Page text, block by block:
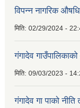
विपन्न नागरिक
मिति: 02/29/2024 -
गंगादेव
मिति: 09/03/2023 -
गंगादेव गा पाको